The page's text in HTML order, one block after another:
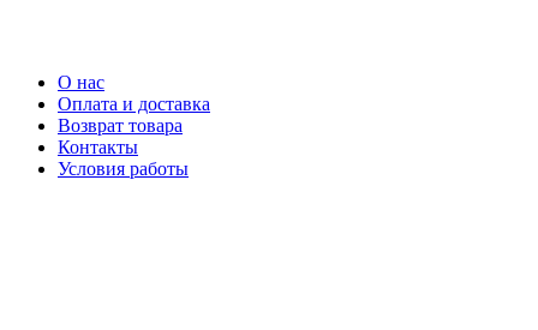
О нас
Оплата и доставка
Возврат товара
Контакты
Условия работы